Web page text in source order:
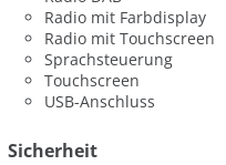
Radio mit Farbdisplay
Radio mit Touchscreen
Sprachsteuerung
Touchscreen
USB-Anschluss
Sicherheit